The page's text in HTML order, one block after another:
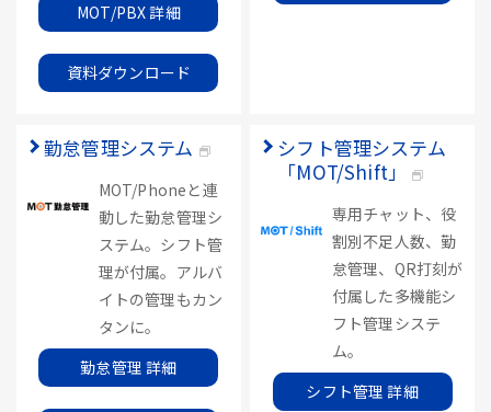
MOT/PBX 詳細
資料ダウンロード
勤怠管理システム
MOT/Phoneと連
動した勤怠管理シ
ステム。シフト管
理が付属。アルバ
イトの管理もカン
タンに。
勤怠管理 詳細
シフト管理システム
「MOT/Shift」
専用チャット、役
割別不足人数、勤
怠管理、QR打刻が
付属した多機能シ
フト管理システ
ム。
シフト管理 詳細